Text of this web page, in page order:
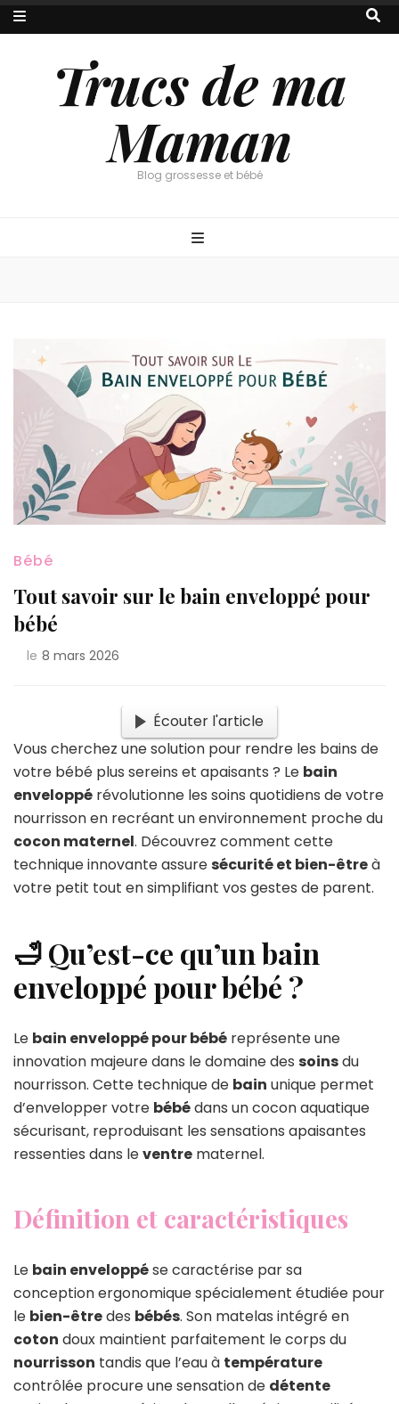
Trucs de ma
Maman
Blog grossesse et bébé
Bébé
Tout savoir sur le bain enveloppé pour
bébé
le 8 mars 2026
Écouter l'article
Vous cherchez une solution pour rendre les bains de
votre bébé plus sereins et apaisants ? Le bain
enveloppé révolutionne les soins quotidiens de votre
nourrisson en recréant un environnement proche du
cocon maternel. Découvrez comment cette
technique innovante assuresécurité et bien-êtreà
votre petit tout en simplifiant vos gestes de parent.
🛁 Qu’est-ce qu’un bain
enveloppé pour bébé ?
Le bain enveloppé pour bébé représente une
innovation majeure dans le domaine des soinsdu
nourrisson. Cette technique de bain unique permet
d’envelopper votre bébédans un cocon aquatique
sécurisant, reproduisant les sensations apaisantes
ressenties dans leventre maternel.
Définition et caractéristiques
Le bain enveloppése caractérise par sa
conception ergonomique spécialement étudiée pour
le bien-êtredes bébés. Son matelas intégré en
coton doux maintient parfaitement le corps du
nourrisson tandis que l’eau à température
contrôlée procure une sensation de détente